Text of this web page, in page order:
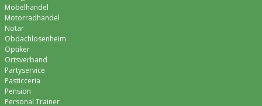
Möbelhandel
Motorradhandel
Notar
Obdachlosenheim
Optiker
Ortsverband
Partyservice
Pasticceria
Pension
Personal Trainer